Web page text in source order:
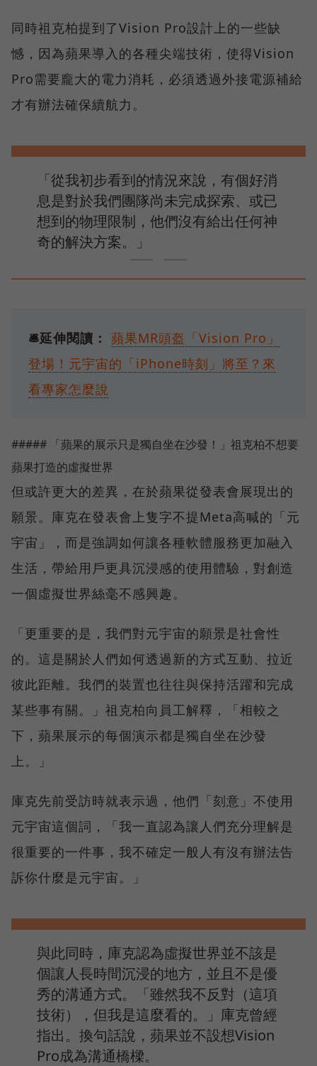
同時祖克柏提到了Vision Pro設計上的一些缺
憾，因為蘋果導入的各種尖端技術，使得Vision
Pro需要龐大的電力消耗，必須透過外接電源補給
才有辦法確保續航力。
「從我初步看到的情況來說，有個好消
息是對於我們團隊尚未完成探索、或已
想到的物理限制，他們沒有給出任何神
奇的解決方案。」
🛎️延伸閱讀： 蘋果MR頭盔「Vision Pro」
登場！元宇宙的「iPhone時刻」將至？來
看專家怎麼說
##### 「蘋果的展示只是獨自坐在沙發！」祖克柏不想要
蘋果打造的虛擬世界
但或許更大的差異，在於蘋果從發表會展現出的
願景。庫克在發表會上隻字不提Meta高喊的「元
宇宙」，而是強調如何讓各種軟體服務更加融入
生活，帶給用戶更具沉浸感的使用體驗，對創造
一個虛擬世界絲毫不感興趣。
「更重要的是，我們對元宇宙的願景是社會性
的。這是關於人們如何透過新的方式互動、拉近
彼此距離。我們的裝置也往往與保持活躍和完成
某些事有關。」祖克柏向員工解釋，「相較之
下，蘋果展示的每個演示都是獨自坐在沙發
上。」
庫克先前受訪時就表示過，他們「刻意」不使用
元宇宙這個詞，「我一直認為讓人們充分理解是
很重要的一件事，我不確定一般人有沒有辦法告
訴你什麼是元宇宙。」
與此同時，庫克認為虛擬世界並不該是
個讓人長時間沉浸的地方，並且不是優
秀的溝通方式。「雖然我不反對（這項
技術），但我是這麼看的。」庫克曾經
指出。換句話說，蘋果並不設想Vision
Pro成為溝通橋樑。